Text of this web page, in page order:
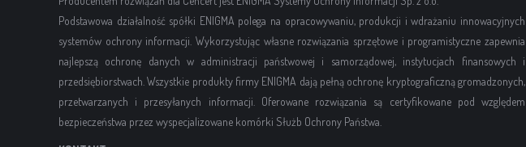
Podstawowa działalność spółki ENIGMA polega na opracowywaniu, produkcji i wdrażaniu innowacyjnych
systemów ochrony informacji. Wykorzystując własne rozwiązania sprzętowe i programistyczne zapewnia
najlepszą ochronę danych w administracji państwowej i samorządowej, instytucjach finansowych i
przedsiębiorstwach. Wszystkie produkty firmy ENIGMA dają pełną ochronę kryptograficzną gromadzonych,
przetwarzanych i przesyłanych informacji. Oferowane rozwiązania są certyfikowane pod względem
bezpieczeństwa przez wyspecjalizowane komórki Służb Ochrony Państwa.